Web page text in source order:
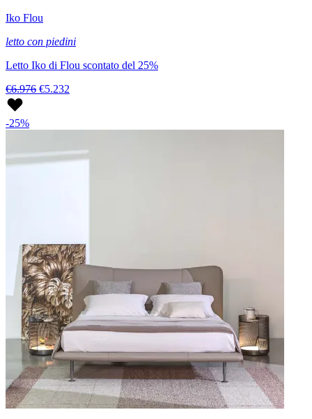
Iko Flou
letto con piedini
Letto Iko di Flou scontato del 25%
€6.976 €5.232
-25%